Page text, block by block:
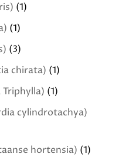
(1)
(1)
(3)
chirata) (1)
(1)
cylindrotachya)
hortensia) (1)